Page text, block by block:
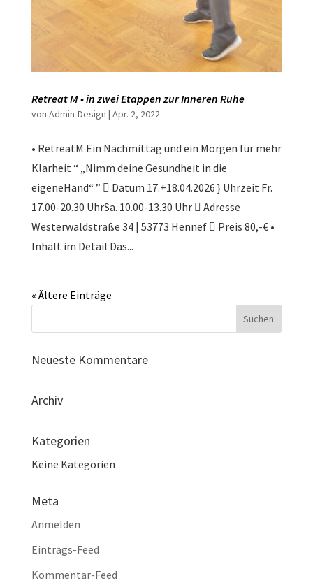
Retreat M • in zwei Etappen zur Inneren Ruhe
von Admin-Design | Apr. 2, 2022
• RetreatM Ein Nachmittag und ein Morgen für mehr
Klarheit “ „Nimm deine Gesundheit in die
eigeneHand“ ”  Datum 17.+18.04.2026 } Uhrzeit Fr.
17.00-20.30 UhrSa. 10.00-13.30 Uhr  Adresse
Westerwaldstraße 34 | 53773 Hennef  Preis 80,-€ •
Inhalt im Detail Das...
« Ältere Einträge
Neueste Kommentare
Archiv
Kategorien
Keine Kategorien
Meta
Anmelden
Eintrags-Feed
Kommentar-Feed